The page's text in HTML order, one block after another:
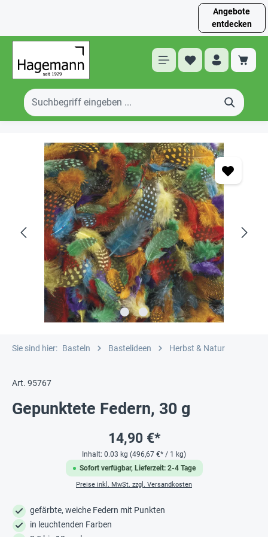
Angebote
entdecken
Sie sind hier: Basteln Bastelideen Herbst & Natur
Art. 95767
Gepunktete Federn, 30 g
Sofort verfügbar, Lieferzeit: 2-4 Tage
14,90 €*
Inhalt: 0.03 kg (496,67 €* / 1 kg)
Preise inkl. MwSt. zzgl. Versandkosten
gefärbte, weiche Federn mit Punkten
in leuchtenden Farben